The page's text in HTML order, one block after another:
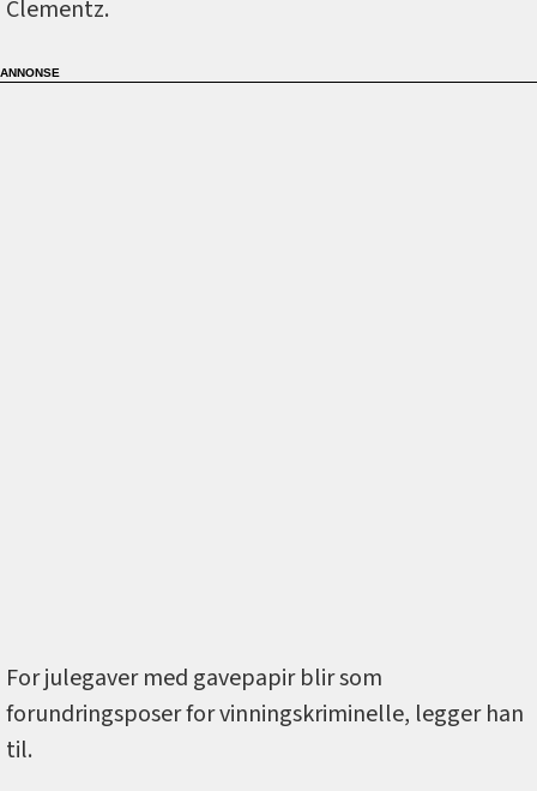
Clementz.
For julegaver med gavepapir blir som
forundringsposer for vinningskriminelle, legger han
til.